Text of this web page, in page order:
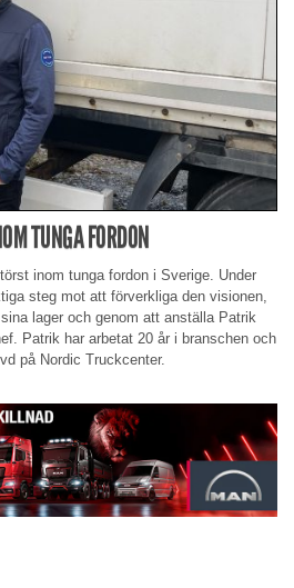
TUNGA FORDON
inom tunga fordon i Sverige. Under
steg mot att förverkliga den visionen,
lager och genom att anställa Patrik
Patrik har arbetat 20 år i branschen och
på Nordic Truckcenter.